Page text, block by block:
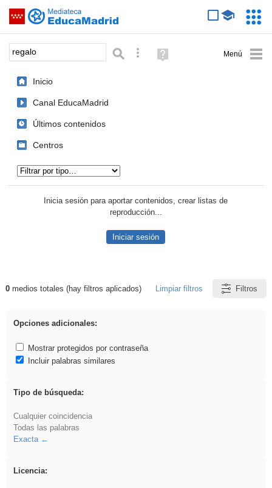
Saltar navegación
Palabra o frase: Búsqueda avanzada
Ayuda
(en
Inicio
Canal EducaMadrid
Últimos contenidos
Centros
Inicia sesión para aportar contenidos, crear listas de
reproducción...
Iniciar sesión
Resultados de: regalo
0medios totales (hay filtros aplicados) Limpiar filtros Filtros
Opciones adicionales:
Mostrar protegidos por contraseña
Incluir palabras similares
Tipo de búsqueda:
Cualquier coincidencia
Todas las palabras
Exacta
Licencia: